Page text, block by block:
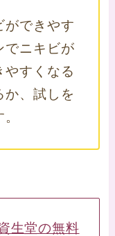
ができやす
でニキビが
やすくなる
か、試しを
生堂の無料